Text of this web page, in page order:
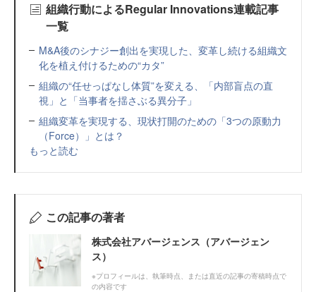
組織行動によるRegular Innovations連載記事
一覧
M&A後のシナジー創出を実現した、変革し続ける組織文
化を植え付けるための“カタ”
組織の“任せっぱなし体質”を変える、「内部盲点の直
視」と「当事者を揺さぶる異分子」
組織変革を実現する、現状打開のための「3つの原動力
（Force）」とは？
もっと読む
この記事の著者
株式会社アバージェンス（アバージェン
ス）
※プロフィールは、執筆時点、または直近の記事の寄稿時点で
の内容です